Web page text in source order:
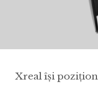
Xreal își